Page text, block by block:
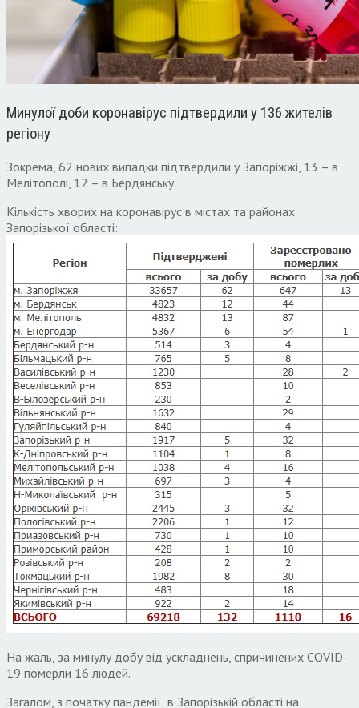
Минулої доби коронавірус підтвердили у 136 жителів
регіону
Зокрема, 62 нових випадки підтвердили у Запоріжжі, 13 – в
Мелітополі, 12 – в Бердянську.
Кількість хворих на коронавірус в містах та районах
Запорізької області:
На жаль, за минулу добу від ускладнень, спричинених COVID-
19 померли 16 людей.
Загалом, з початку пандемії в Запорізькій області на